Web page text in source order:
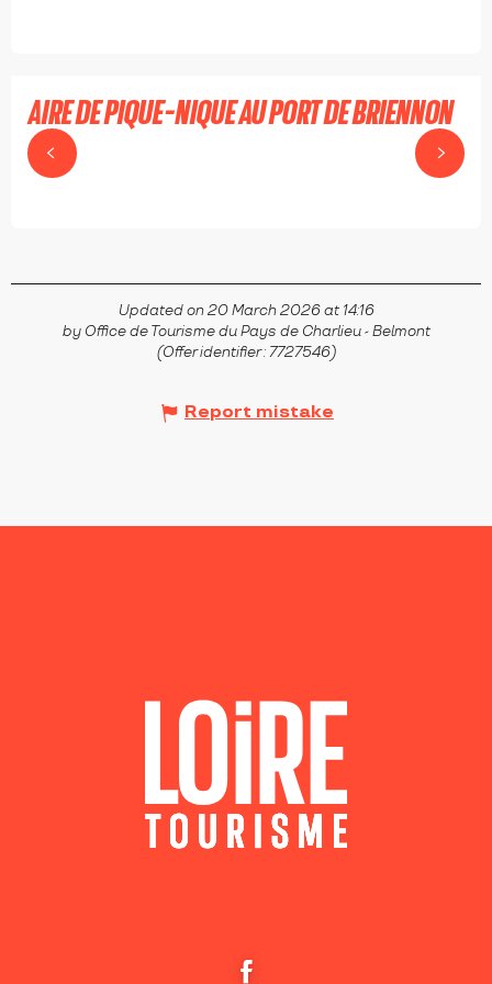
AIRE DE PIQUE-NIQUE AU PORT DE BRIENNON
BRIENNON
Updated on 20 March 2026 at 14:16
by Office de Tourisme du Pays de Charlieu - Belmont
(Offer identifier :7727546)
Report mistake